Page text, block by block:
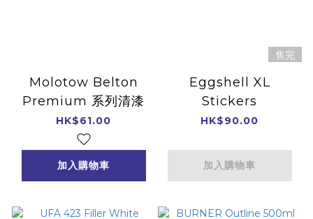
Molotow Belton
Premium 系列清漆
HK$61.00
加入購物車
售完
Eggshell XL
Stickers
HK$90.00
加入購物車